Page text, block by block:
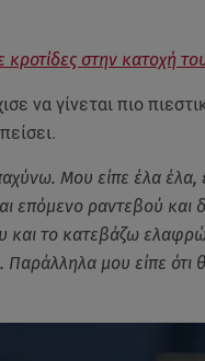
στην κατοχή
να γίνεται πιο
Μου είπε έλα έλα,
επόμενο ραντεβού
και το κατεβάζω
μου είπε ότι